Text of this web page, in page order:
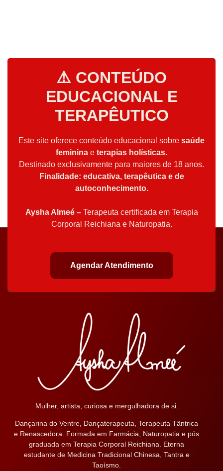
⚠️ CONTEÚDO
EDUCACIONAL E
TERAPÊUTICO
Este site oferece conteúdo educacional sobre saúde
feminina e terapias holísticas.
Destinado exclusivamente para maiores de 18 anos.
Finalidade: educativa, terapêutica e de
autoconhecimento.
Aysha Almeé –Terapeuta certificada em Terapia
Corporal Reichiana e Naturopatia.
Agendar Atendimento
Mulher, artista, curiosa e mergulhadora de si.
Dançarina do Ventre, Dançaterapeuta, Terapeuta Tântrica
e Renascedora. Formada em Farmácia, Naturopatia e pós
graduada em Terapia Corporal Reichiana. Eterna
estudante de Medicina Tradicional Chinesa, Tantra e
Taoísmo.